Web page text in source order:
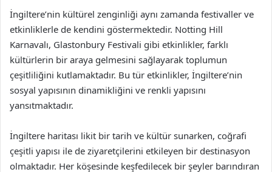
İngiltere’nin kültürel zenginliği aynı zamanda festivaller ve
etkinliklerle de kendini göstermektedir. Notting Hill
Karnavalı, Glastonbury Festivali gibi etkinlikler, farklı
kültürlerin bir araya gelmesini sağlayarak toplumun
çeşitliliğini kutlamaktadır. Bu tür etkinlikler, İngiltere’nin
sosyal yapısının dinamikliğini ve renkli yapısını
yansıtmaktadır.
İngiltere haritası likit bir tarih ve kültür sunarken, coğrafi
çeşitli yapısı ile de ziyaretçilerini etkileyen bir destinasyon
olmaktadır. Her köşesinde keşfedilecek bir şeyler barındıran